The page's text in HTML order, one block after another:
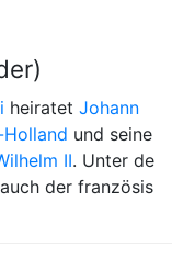
heiratet Johann
und seine
II. Unter de
der französis